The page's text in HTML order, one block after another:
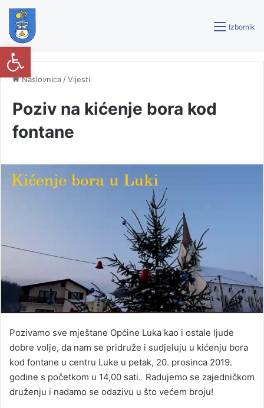
Izbornik
Naslovnica /Vijesti
Poziv na kićenje bora kod
fontane
Pozivamo sve mještane Općine Luka kao i ostale ljude
dobre volje, da nam se pridruže i sudjeluju u kićenju bora
kod fontane u centru Luke u petak, 20. prosinca 2019.
godine s početkom u 14,00 sati. Radujemo se zajedničkom
druženju i nadamo se odazivu u što većem broju!
Open toolbar